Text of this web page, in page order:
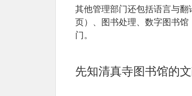
其他管理部门还包括语言与翻
页）、图书处理、数字图书馆
门。
先知清真寺图书馆的